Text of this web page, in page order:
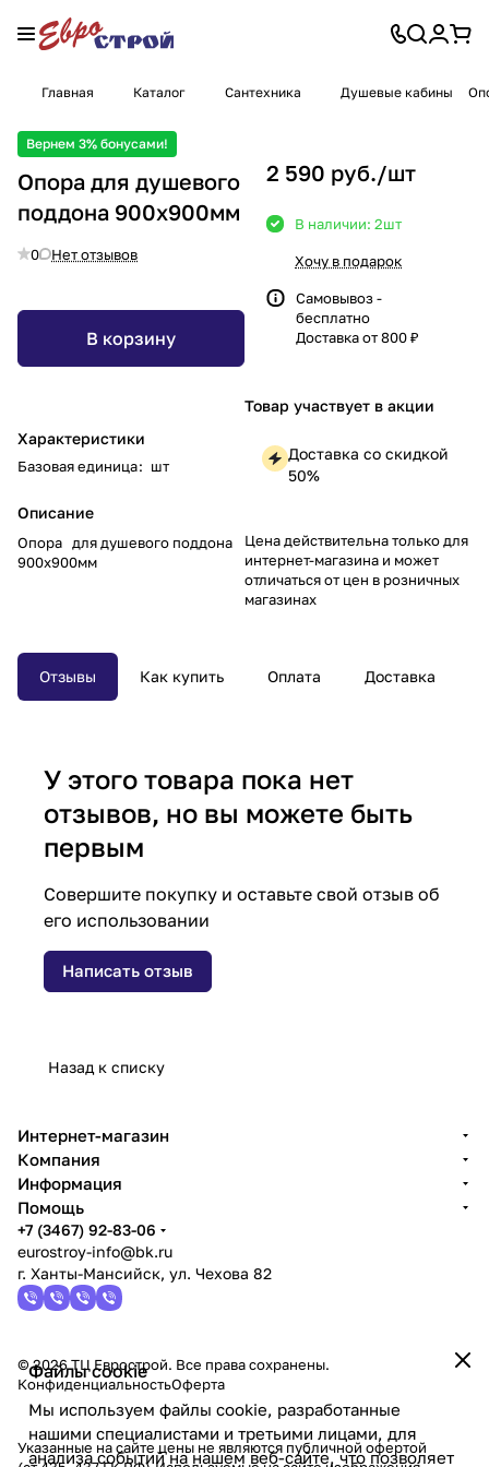
Главная Каталог Сантехника Душевые кабины
Вернем 3% бонусами!
Опора для душевого
поддона 900х900мм
0 Нет отзывов
В корзину
Характеристики
Базовая единица: шт
Описание
Опора для душевого поддона
900х900мм
2 590 руб./шт
В наличии: 2шт
Хочу в подарок
Самовывоз -
бесплатно
Доставка от 800 ₽
Товар участвует в акции
Доставка со скидкой
50%
Цена действительна только для
интернет-магазина и может
отличаться от цен в розничных
магазинах
Отзывы Как купить Оплата Доставка
У этого товара пока нет
отзывов, но вы можете быть
первым
Совершите покупку и оставьте свой отзыв об
его использовании
Написать отзыв
Назад к списку
Файлы cookie
Мы используем файлы cookie, разработанные
нашими специалистами и третьими лицами, для
анализа событий на нашем веб-сайте, что позволяет
Интернет-магазин
Компания
Информация
Помощь
+7 (3467) 92-83-06
eurostroy-info@bk.ru
г. Ханты-Мансийск, ул. Чехова 82
© 2026 ТЦ Еврострой. Все права сохранены.
КонфиденциальностьОферта
Указанные на сайте цены не являются публичной офертой